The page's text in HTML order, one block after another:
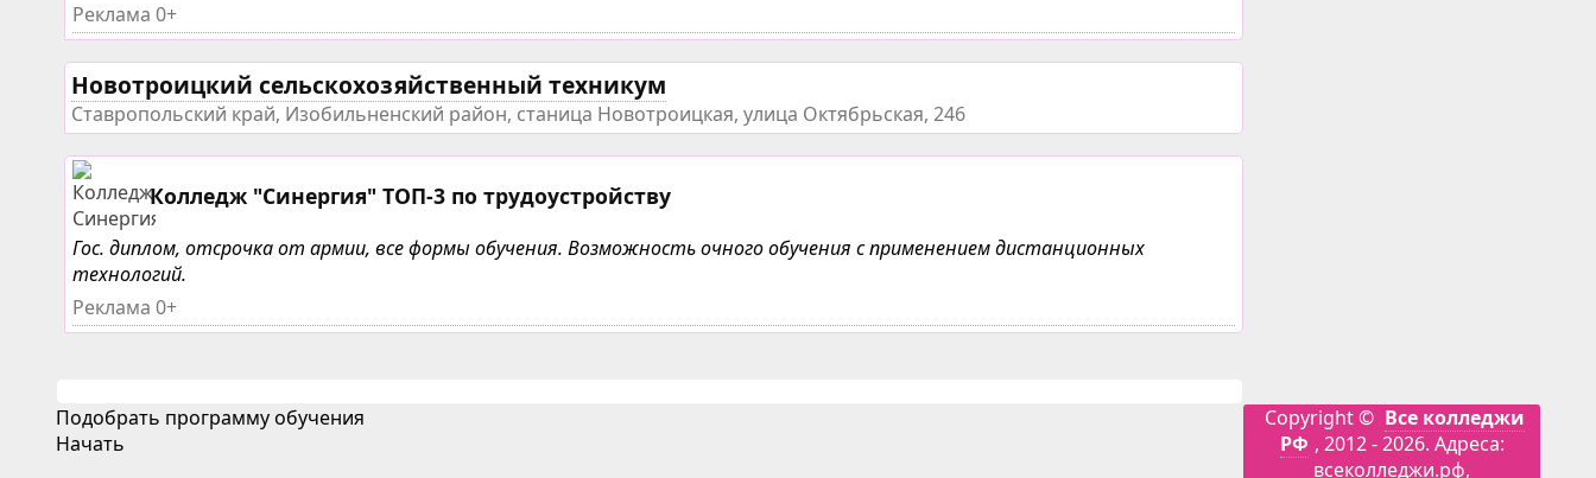
Реклама 0+
Новотроицкий сельскохозяйственный техникум
Ставропольский край, Изобильненский район, станица Новотроицкая, улица Октябрьская, 246
Колледж "Синергия" ТОП-3 по трудоустройству
Гос. диплом, отсрочка от армии, все формы обучения. Возможность очного обучения с применением дистанционных
технологий.
Реклама 0+
Подобрать программу обучения
Начать
Copyright © Все колледжи
РФ , 2012 - 2026. Адреса:
всеколледжи.рф,